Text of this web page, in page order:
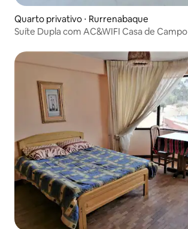
Quarto privativo ⋅ Rurrenabaque
Suíte Dupla com AC&WIFI Casa de Campo